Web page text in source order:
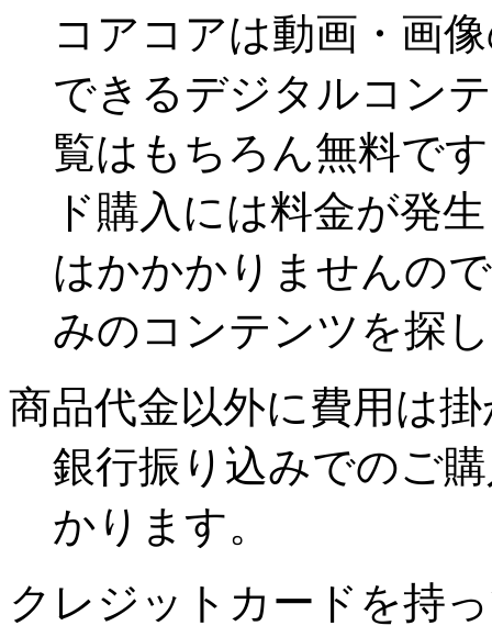
コアコアは動画・画
できるデジタルコン
覧はもちろん無料で
ド購入には料金が発
はかかかりませんの
みのコンテンツを探
商品代金以外に費用は
銀行振り込みでのご
かります。
クレジットカードを持